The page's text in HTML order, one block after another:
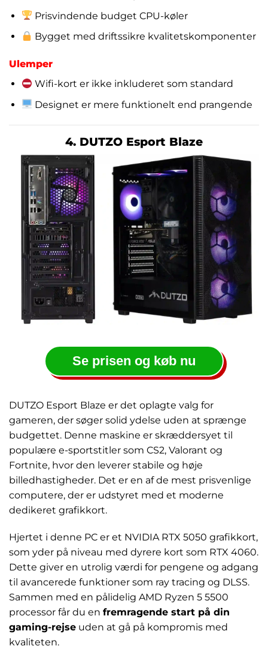
Prisvindende budget CPU-køler
Bygget med driftssikre kvalitetskomponenter
Ulemper
Wifi-kort er ikke inkluderet som standard
Designet er mere funktionelt end prangende
4. DUTZO Esport Blaze
Se prisen og køb nu
DUTZO Esport Blaze er det oplagte valg for
gameren, der søger solid ydelse uden at sprænge
budgettet. Denne maskine er skræddersyet til
populære e-sportstitler som CS2, Valorant og
Fortnite, hvor den leverer stabile og høje
billedhastigheder. Det er en af de mest prisvenlige
computere, der er udstyret med et moderne
dedikeret grafikkort.
Hjertet i denne PC er et NVIDIA RTX 5050 grafikkort,
som yder på niveau med dyrere kort som RTX 4060.
Dette giver en utrolig værdi for pengene og adgang
til avancerede funktioner som ray tracing og DLSS.
Sammen med en pålidelig AMD Ryzen 5 5500
processor får du en fremragende start på din
gaming-rejse uden at gå på kompromis med
kvaliteten.